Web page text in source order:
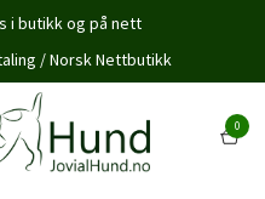
i butikk og på nett
/ Norsk Nettbutikk
0